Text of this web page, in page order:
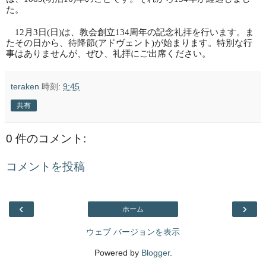
た。
12 月 3 日(日)は、教会創立134周年の記念礼拝を行います。ま
たその日から、待降節(アドヴェント)が始まります。特別な行
事はありませんが、ぜひ、礼拝にご出席ください。
teraken 時刻: 9:45
共有
0 件のコメント:
コメントを投稿
‹ ›
ホーム
ウェブ バージョンを表示
Powered by Blogger.